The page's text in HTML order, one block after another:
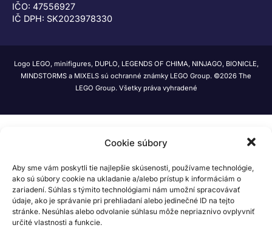
Cookie súbory
Aby sme vám poskytli tie najlepšie skúsenosti, používame technológie,
ako sú súbory cookie na ukladanie a/alebo prístup k informáciám o
zariadení. Súhlas s týmito technológiami nám umožní spracovávať
údaje, ako je správanie pri prehliadaní alebo jedinečné ID na tejto
stránke. Nesúhlas alebo odvolanie súhlasu môže nepriaznivo ovplyvniť
určité vlastnosti a funkcie.
IČO: 47556927
IČ DPH: SK2023978330
Logo LEGO, minifigures, DUPLO, LEGENDS OF CHIMA, NINJAGO, BIONICLE,
MINDSTORMS a MIXELS sú ochranné známky LEGO Group. ©2026 The
LEGO Group. Všetky práva vyhradené